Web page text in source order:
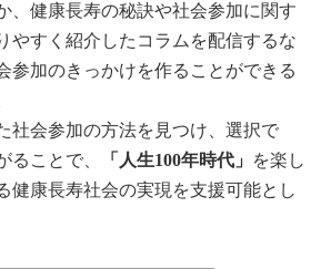
、健康長寿の秘訣や社会参加に関す
やすく紹介したコラムを配信するな
参加のきっかけを作ることができる
社会参加の方法を見つけ、選択で
ることで、
「人生100年時代」
を楽し
健康長寿社会の実現を支援可能とし